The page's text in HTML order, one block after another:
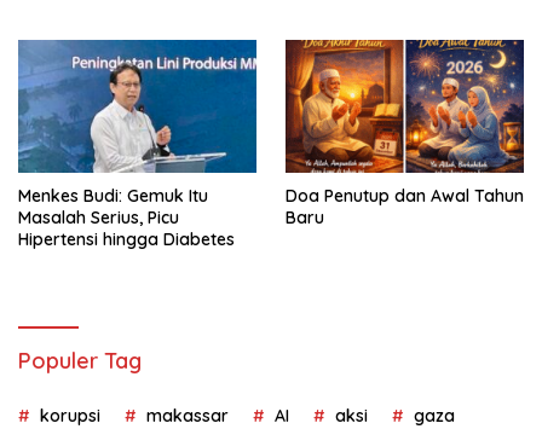
Menkes Budi: Gemuk Itu
Masalah Serius, Picu
Hipertensi hingga Diabetes
Doa Penutup dan Awal Tahun
Baru
Populer Tag
korupsi makassar AI aksi gaza